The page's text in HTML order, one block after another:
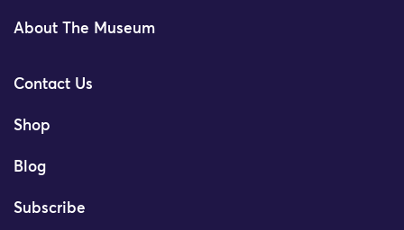
About The Museum
Contact Us
Shop
Blog
Subscribe